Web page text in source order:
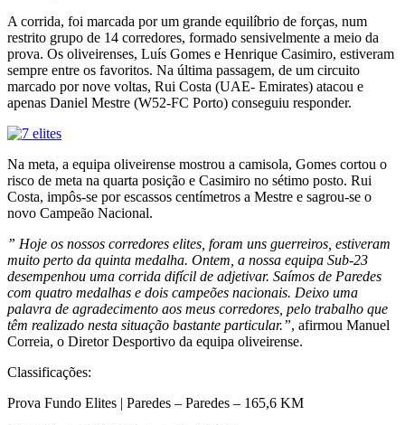
A corrida, foi marcada por um grande equilíbrio de forças, num
restrito grupo de 14 corredores, formado sensivelmente a meio da
prova. Os oliveirenses, Luís Gomes e Henrique Casimiro, estiveram
sempre entre os favoritos. Na última passagem, de um circuito
marcado por nove voltas, Rui Costa (UAE- Emirates) atacou e
apenas Daniel Mestre (W52-FC Porto) conseguiu responder.
Na meta, a equipa oliveirense mostrou a camisola, Gomes cortou o
risco de meta na quarta posição e Casimiro no sétimo posto. Rui
Costa, impôs-se por escassos centímetros a Mestre e sagrou-se o
novo Campeão Nacional.
” Hoje os nossos corredores elites, foram uns guerreiros, estiveram
muito perto da quinta medalha. Ontem, a nossa equipa Sub-23
desempenhou uma corrida difícil de adjetivar. Saímos de Paredes
com quatro medalhas e dois campeões nacionais. Deixo uma
palavra de agradecimento aos meus corredores, pelo trabalho que
têm realizado nesta situação bastante particular.”, afirmou Manuel
Correia, o Diretor Desportivo da equipa oliveirense.
Classificações:
Prova Fundo Elites | Paredes – Paredes – 165,6 KM